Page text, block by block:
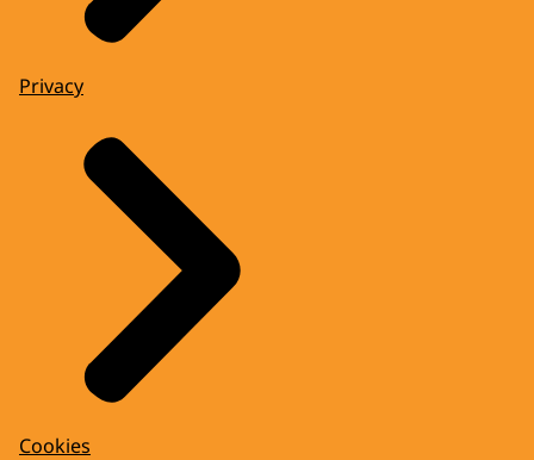
Privacy
Cookies